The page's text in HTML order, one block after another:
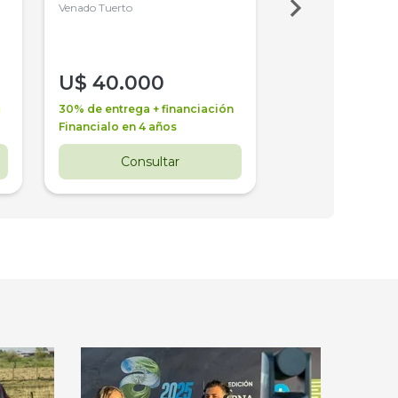
4WD, PATON
Venado Tuerto
U$ 40.000
30% de entrega + financiación
Financialo en 4 años
Consultar
Venado Tuerto